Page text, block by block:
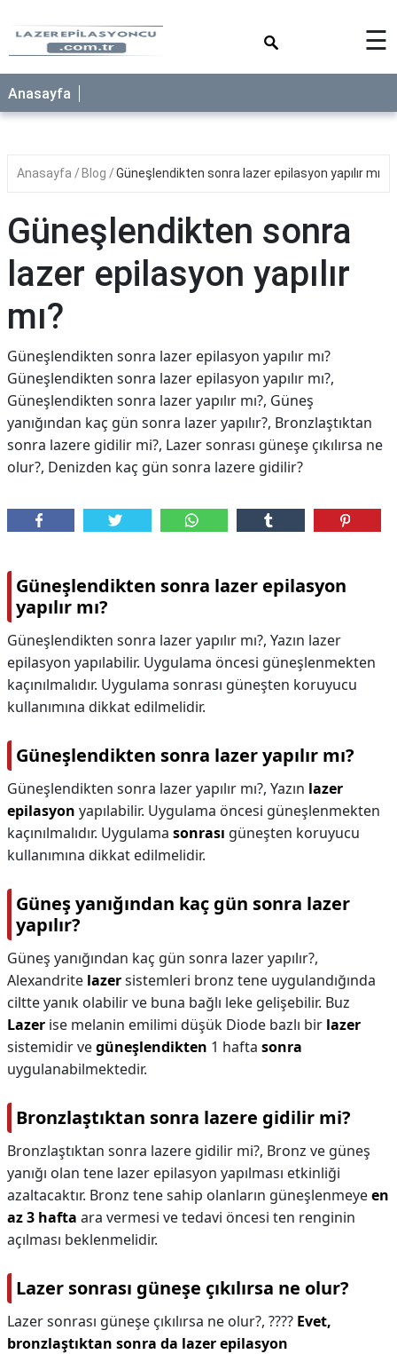
☰
Anasayfa
Anasayfa Blog Güneşlendikten sonra lazer epilasyon yapılır mı?
Güneşlendikten sonra
lazer epilasyon yapılır
mı?
Güneşlendikten sonra lazer epilasyon yapılır mı?
Güneşlendikten sonra lazer epilasyon yapılır mı?,
Güneşlendikten sonra lazer yapılır mı?, Güneş
yanığından kaç gün sonra lazer yapılır?, Bronzlaştıktan
sonra lazere gidilir mi?, Lazer sonrası güneşe çıkılırsa ne
olur?, Denizden kaç gün sonra lazere gidilir?
Güneşlendikten sonra lazer epilasyon
yapılır mı?
Güneşlendikten sonra lazer yapılır mı?, Yazın lazer
epilasyon yapılabilir. Uygulama öncesi güneşlenmekten
kaçınılmalıdır. Uygulama sonrası güneşten koruyucu
kullanımına dikkat edilmelidir.
Güneşlendikten sonra lazer yapılır mı?
Güneşlendikten sonra lazer yapılır mı?, Yazın lazer
epilasyon yapılabilir. Uygulama öncesi güneşlenmekten
kaçınılmalıdır. Uygulama sonrası güneşten koruyucu
kullanımına dikkat edilmelidir.
Güneş yanığından kaç gün sonra lazer
yapılır?
Güneş yanığından kaç gün sonra lazer yapılır?,
Alexandrite lazersistemleri bronz tene uygulandığında
ciltte yanık olabilir ve buna bağlı leke gelişebilir. Buz
Lazer ise melanin emilimi düşük Diode bazlı bir lazer
sistemidir vegüneşlendikten 1 hafta sonra
uygulanabilmektedir.
Bronzlaştıktan sonra lazere gidilir mi?
Bronzlaştıktan sonra lazere gidilir mi?, Bronz ve güneş
yanığı olan tene lazer epilasyon yapılması etkinliği
azaltacaktır. Bronz tene sahip olanların güneşlenmeyeen
az 3 hafta ara vermesi ve tedavi öncesi ten renginin
açılması beklenmelidir.
Lazer sonrası güneşe çıkılırsa ne olur?
Lazer sonrası güneşe çıkılırsa ne olur?, ???? Evet,
bronzlaştıktan sonra da lazer epilasyon